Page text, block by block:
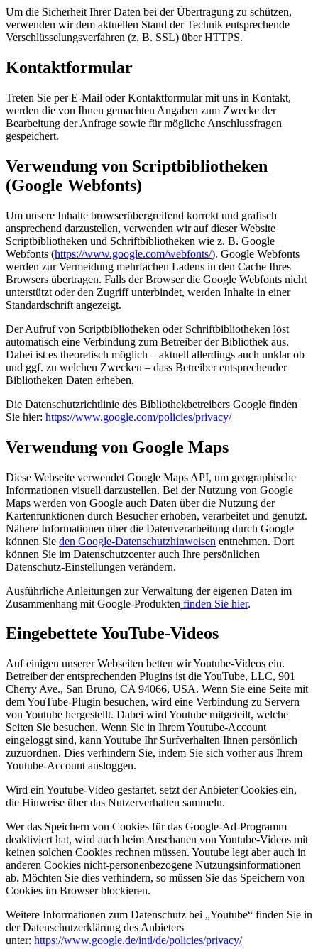
Um die Sicherheit Ihrer Daten bei der Übertragung zu schützen,
verwenden wir dem aktuellen Stand der Technik entsprechende
Verschlüsselungsverfahren (z. B. SSL) über HTTPS.
Kontaktformular
Treten Sie per E-Mail oder Kontaktformular mit uns in Kontakt,
werden die von Ihnen gemachten Angaben zum Zwecke der
Bearbeitung der Anfrage sowie für mögliche Anschlussfragen
gespeichert.
Verwendung von Scriptbibliotheken
(Google Webfonts)
Um unsere Inhalte browserübergreifend korrekt und grafisch
ansprechend darzustellen, verwenden wir auf dieser Website
Scriptbibliotheken und Schriftbibliotheken wie z. B. Google
Webfonts (https://www.google.com/webfonts/). Google Webfonts
werden zur Vermeidung mehrfachen Ladens in den Cache Ihres
Browsers übertragen. Falls der Browser die Google Webfonts nicht
unterstützt oder den Zugriff unterbindet, werden Inhalte in einer
Standardschrift angezeigt.
Der Aufruf von Scriptbibliotheken oder Schriftbibliotheken löst
automatisch eine Verbindung zum Betreiber der Bibliothek aus.
Dabei ist es theoretisch möglich – aktuell allerdings auch unklar ob
und ggf. zu welchen Zwecken – dass Betreiber entsprechender
Bibliotheken Daten erheben.
Die Datenschutzrichtlinie des Bibliothekbetreibers Google finden
Sie hier: https://www.google.com/policies/privacy/
Verwendung von Google Maps
Diese Webseite verwendet Google Maps API, um geographische
Informationen visuell darzustellen. Bei der Nutzung von Google
Maps werden von Google auch Daten über die Nutzung der
Kartenfunktionen durch Besucher erhoben, verarbeitet und genutzt.
Nähere Informationen über die Datenverarbeitung durch Google
können Sie den Google-Datenschutzhinweisen entnehmen. Dort
können Sie im Datenschutzcenter auch Ihre persönlichen
Datenschutz-Einstellungen verändern.
Ausführliche Anleitungen zur Verwaltung der eigenen Daten im
Zusammenhang mit Google-Produkten finden Sie hier.
Eingebettete YouTube-Videos
Auf einigen unserer Webseiten betten wir Youtube-Videos ein.
Betreiber der entsprechenden Plugins ist die YouTube, LLC, 901
Cherry Ave., San Bruno, CA 94066, USA. Wenn Sie eine Seite mit
dem YouTube-Plugin besuchen, wird eine Verbindung zu Servern
von Youtube hergestellt. Dabei wird Youtube mitgeteilt, welche
Seiten Sie besuchen. Wenn Sie in Ihrem Youtube-Account
eingeloggt sind, kann Youtube Ihr Surfverhalten Ihnen persönlich
zuzuordnen. Dies verhindern Sie, indem Sie sich vorher aus Ihrem
Youtube-Account ausloggen.
Wird ein Youtube-Video gestartet, setzt der Anbieter Cookies ein,
die Hinweise über das Nutzerverhalten sammeln.
Wer das Speichern von Cookies für das Google-Ad-Programm
deaktiviert hat, wird auch beim Anschauen von Youtube-Videos mit
keinen solchen Cookies rechnen müssen. Youtube legt aber auch in
anderen Cookies nicht-personenbezogene Nutzungsinformationen
ab. Möchten Sie dies verhindern, so müssen Sie das Speichern von
Cookies im Browser blockieren.
Weitere Informationen zum Datenschutz bei „Youtube“ finden Sie in
der Datenschutzerklärung des Anbieters
unter: https://www.google.de/intl/de/policies/privacy/